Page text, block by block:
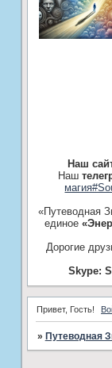
Наш
Наш
«Путеводная
единое
Дорогие
Skype:
Привет, Гость!
» Путеводная